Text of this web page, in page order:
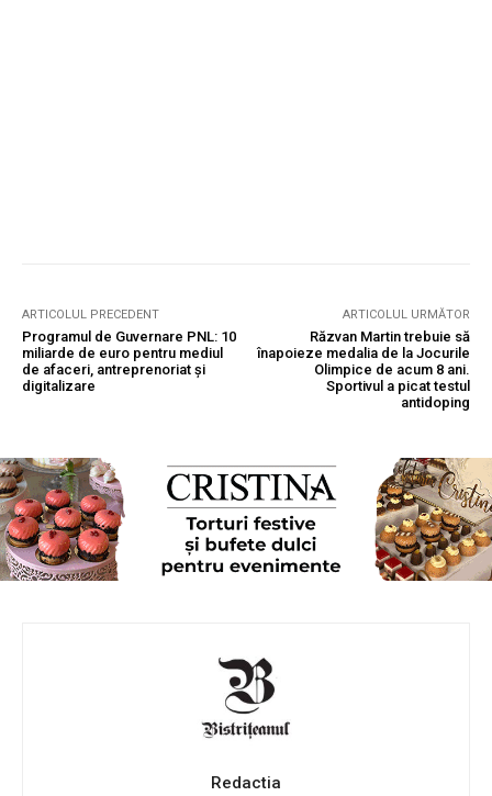
ARTICOLUL PRECEDENT
Programul de Guvernare PNL: 10
miliarde de euro pentru mediul
de afaceri, antreprenoriat şi
digitalizare
ARTICOLUL URMĂTOR
Răzvan Martin trebuie să
înapoieze medalia de la Jocurile
Olimpice de acum 8 ani.
Sportivul a picat testul
antidoping
Redactia